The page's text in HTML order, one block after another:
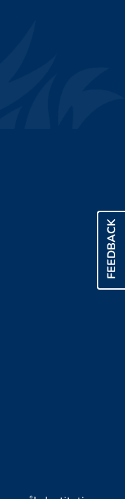
FEEDBACK